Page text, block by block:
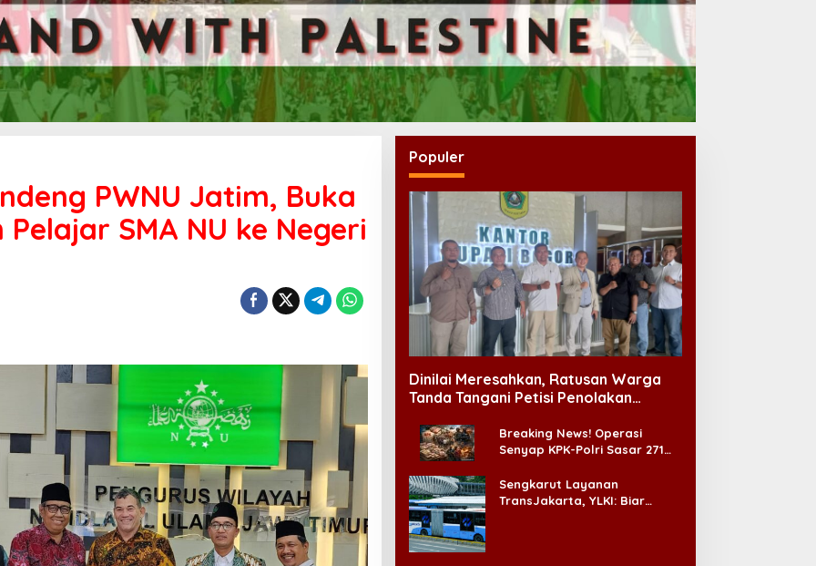
PWNU Jatim, Buka
SMA NU ke Negeri
Populer
Dinilai Meresahkan, Ratusan Warga
Tanda Tangani Petisi Penolakan
Breaking News! Operasi
Senyap KPK-Polri Sasar 271
Ada ‘Badai Pemeriksaan’
Sengkarut Layanan
TransJakarta, YLKI: Biar